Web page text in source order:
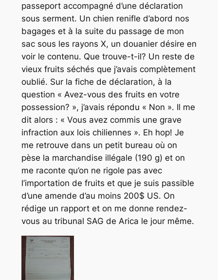
passeport accompagné d’une déclaration
sous serment. Un chien renifle d’abord nos
bagages et à la suite du passage de mon
sac sous les rayons X, un douanier désire en
voir le contenu. Que trouve-t-il? Un reste de
vieux fruits séchés que j’avais complètement
oublié. Sur la fiche de déclaration, à la
question « Avez-vous des fruits en votre
possession? », j’avais répondu « Non ». Il me
dit alors : « Vous avez commis une grave
infraction aux lois chiliennes ». Eh hop! Je
me retrouve dans un petit bureau où on
pèse la marchandise illégale (190 g) et on
me raconte qu’on ne rigole pas avec
l’importation de fruits et que je suis passible
d’une amende d’au moins 200$ US. On
rédige un rapport et on me donne rendez-
vous au tribunal SAG de Arica le jour même.